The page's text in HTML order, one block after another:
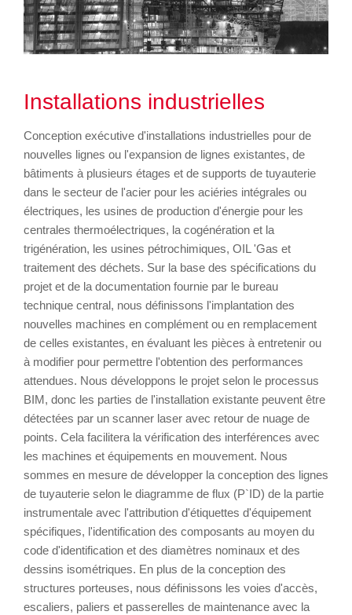
Installations industrielles
Conception exécutive d'installations industrielles pour de
nouvelles lignes ou l'expansion de lignes existantes, de
bâtiments à plusieurs étages et de supports de tuyauterie
dans le secteur de l'acier pour les aciéries intégrales ou
électriques, les usines de production d'énergie pour les
centrales thermoélectriques, la cogénération et la
trigénération, les usines pétrochimiques, OIL 'Gas et
traitement des déchets. Sur la base des spécifications du
projet et de la documentation fournie par le bureau
technique central, nous définissons l'implantation des
nouvelles machines en complément ou en remplacement
de celles existantes, en évaluant les pièces à entretenir ou
à modifier pour permettre l'obtention des performances
attendues. Nous développons le projet selon le processus
BIM, donc les parties de l'installation existante peuvent être
détectées par un scanner laser avec retour de nuage de
points. Cela facilitera la vérification des interférences avec
les machines et équipements en mouvement. Nous
sommes en mesure de développer la conception des lignes
de tuyauterie selon le diagramme de flux (P`ID) de la partie
instrumentale avec l'attribution d'étiquettes d'équipement
spécifiques, l'identification des composants au moyen du
code d'identification et des diamètres nominaux et des
dessins isométriques. En plus de la conception des
structures porteuses, nous définissons les voies d'accès,
escaliers, paliers et passerelles de maintenance avec la